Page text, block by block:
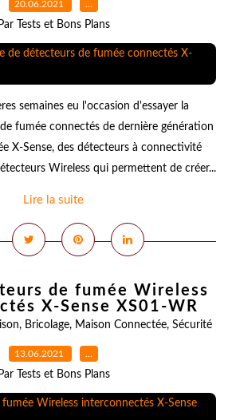
20.06.2021 …
Par Tests et Bons Plans
semaines eu l'occasion d'essayer la
fumée connectés de dernière génération
X-Sense, des détecteurs à connectivité
Wireless qui permettent de créer...
Lire la suite
de fumée Wireless
X-Sense XS01-WR
, Bricolage, Maison Connectée, Sécurité
13.06.2021 …
Par Tests et Bons Plans